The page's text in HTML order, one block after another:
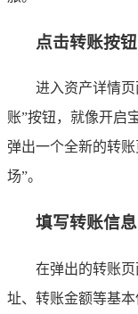
点击转账按钮
进入资产详情
账”按钮，就像开启
弹出一个全新的转
场”。
填写转账信息
在弹出的转账
址、转账金额等基